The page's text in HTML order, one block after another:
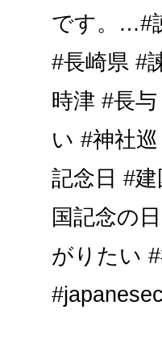
です。…#
#長崎県 #
時津 #長
い #神社
記念日 #
国記念の
がりたい